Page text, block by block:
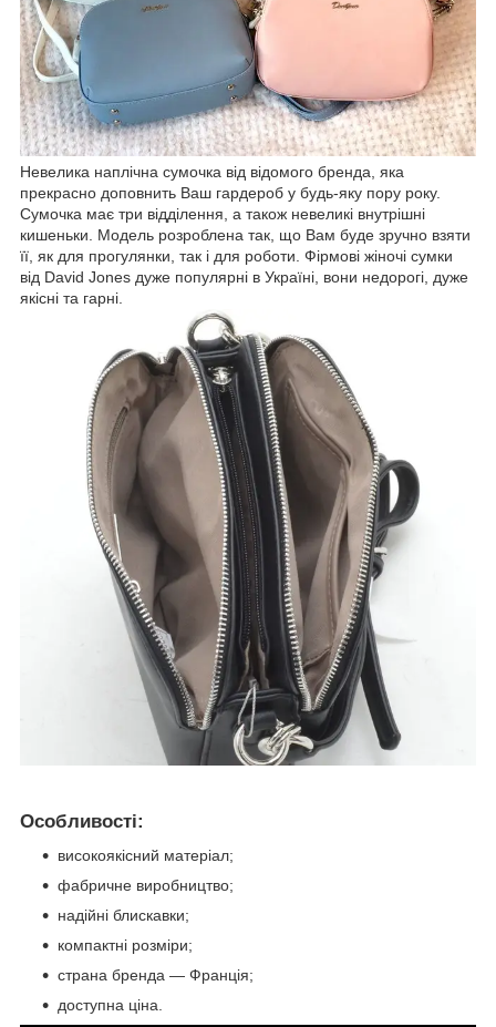
Невелика наплічна сумочка від відомого бренда, яка
прекрасно доповнить Ваш гардероб у будь-яку пору року.
Сумочка має три відділення, а також невеликі внутрішні
кишеньки. Модель розроблена так, що Вам буде зручно взяти
її, як для прогулянки, так і для роботи. Фірмові жіночі сумки
від David Jones дуже популярні в Україні, вони недорогі, дуже
якісні та гарні.
Особливості:
високоякісний матеріал;
фабричне виробництво;
надійні блискавки;
компактні розміри;
страна бренда — Франція;
доступна ціна.